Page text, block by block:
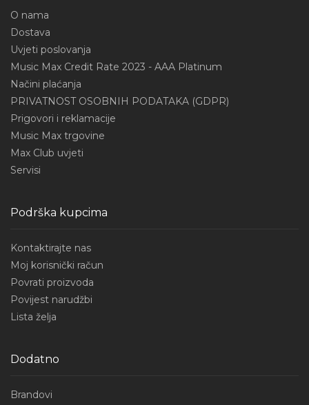
O nama
Dostava
Uvjeti poslovanja
Music Max Credit Rate 2023 - AAA Platinum
Načini plaćanja
PRIVATNOST OSOBNIH PODATAKA (GDPR)
Prigovori i reklamacije
Music Max trgovine
Max Club uvjeti
Servisi
Podrška kupcima
Kontaktirajte nas
Moj korisnički račun
Povrati proizvoda
Povijest narudžbi
Lista želja
Dodatno
Brandovi